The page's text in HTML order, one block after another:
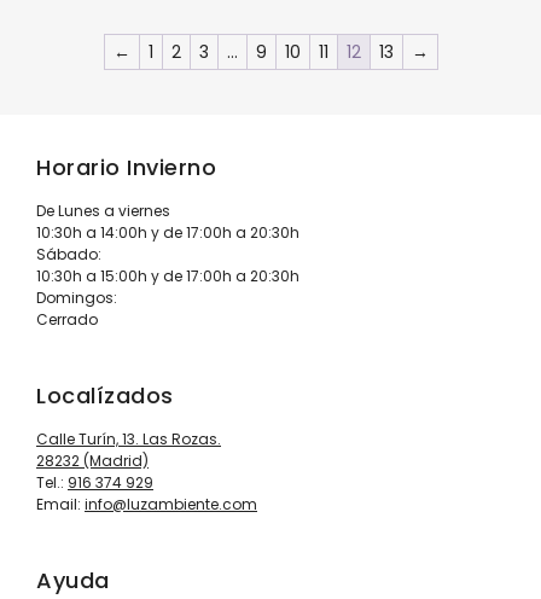
← 1 2 3 … 9 10 11 12 13 →
Horario Invierno
De Lunes a viernes
10:30h a 14:00h y de 17:00h a 20:30h
Sábado:
10:30h a 15:00h y de 17:00h a 20:30h
Domingos:
Cerrado
Localízados
Calle Turín, 13. Las Rozas.
28232 (Madrid)
Tel.: 916 374 929
Email: info@luzambiente.com
Ayuda